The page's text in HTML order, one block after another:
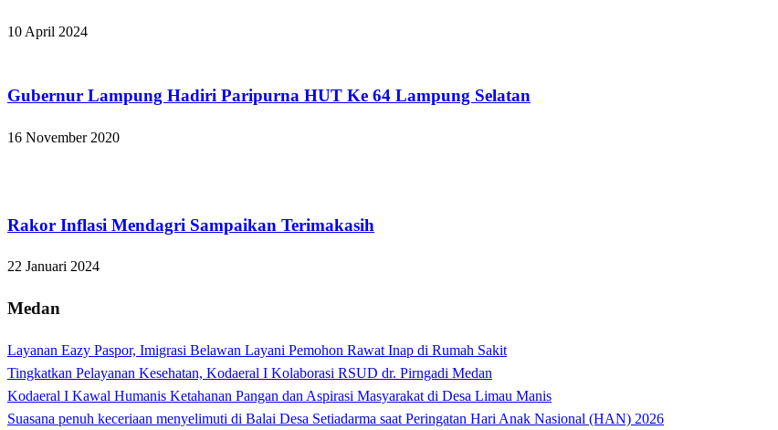
10 April 2024
Gubernur Lampung Hadiri Paripurna HUT Ke 64 Lampung Selatan
16 November 2020
Rakor Inflasi Mendagri Sampaikan Terimakasih
22 Januari 2024
Medan
Layanan Eazy Paspor, Imigrasi Belawan Layani Pemohon Rawat Inap di Rumah Sakit
Tingkatkan Pelayanan Kesehatan, Kodaeral I Kolaborasi RSUD dr. Pirngadi Medan‎
Kodaeral I Kawal Humanis Ketahanan Pangan dan Aspirasi Masyarakat di Desa Limau Manis
Suasana penuh keceriaan menyelimuti di Balai Desa Setiadarma saat Peringatan Hari Anak Nasional (HAN) 2026